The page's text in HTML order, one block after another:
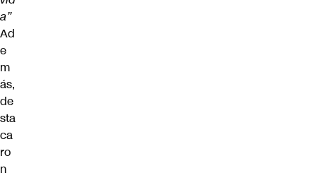
a”
Ad
e
m
ás,
de
sta
ca
ro
n